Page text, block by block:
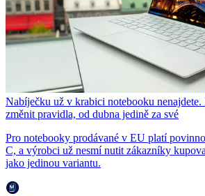
Nabíječku už v krabici notebooku
změnit pravidla, od dubna jedině za své
Pro notebooky prodávané v EU platí
C, a výrobci už nesmí nutit zákazníky
jako jedinou variantu.